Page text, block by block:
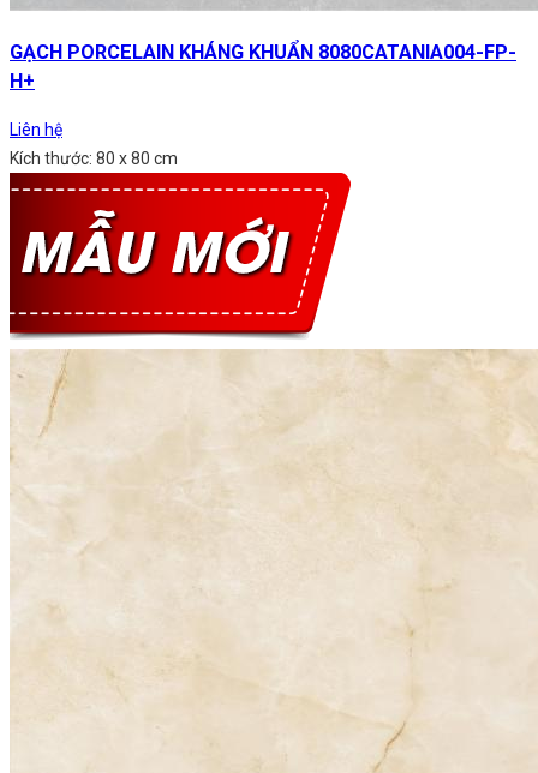
GẠCH PORCELAIN KHÁNG KHUẨN 8080CATANIA004-FP-
H+
Liên hệ
Kích thước: 80 x 80 cm